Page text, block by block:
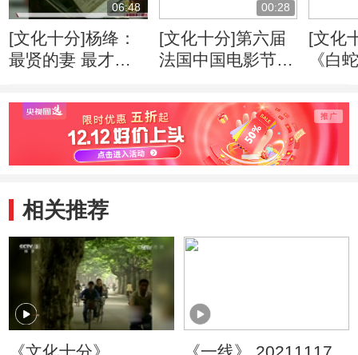
06:48
[文化十分]杨绛：
最贤的妻 最才的
00:28
[文化十分]第六届
法国中国电影节开
[文化
《白
相关推荐